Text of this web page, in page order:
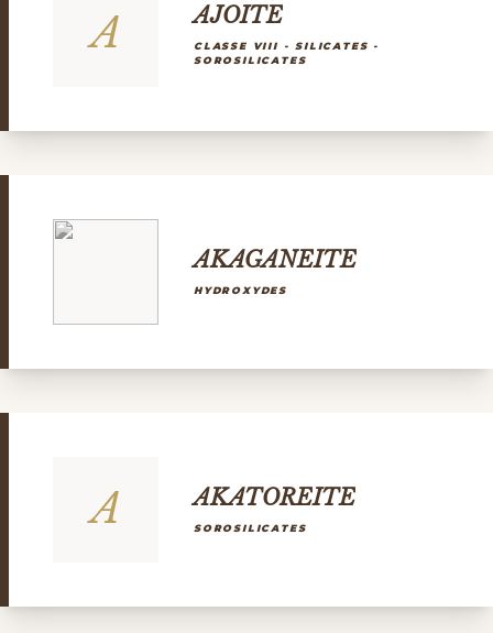
A AJOITE
CLASSE VIII - SILICATES -
SOROSILICATES
AKAGANEITE
HYDROXYDES
A AKATOREITE
SOROSILICATES